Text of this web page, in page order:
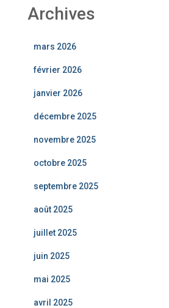
Archives
mars 2026
février 2026
janvier 2026
décembre 2025
novembre 2025
octobre 2025
septembre 2025
août 2025
juillet 2025
juin 2025
mai 2025
avril 2025